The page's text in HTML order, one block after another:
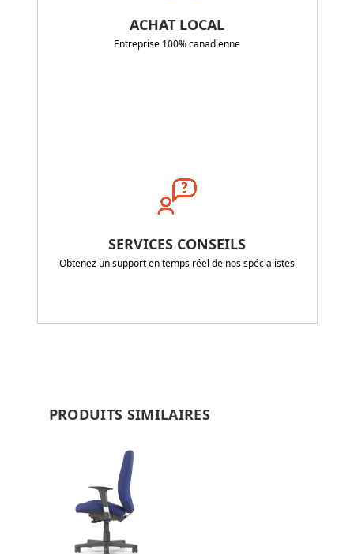
ACHAT LOCAL
Entreprise 100% canadienne
SERVICES CONSEILS
Obtenez un support en temps réel de nos spécialistes
PRODUITS SIMILAIRES